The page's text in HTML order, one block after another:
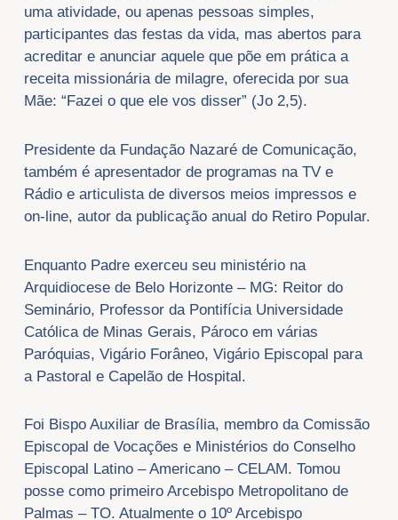
uma atividade, ou apenas pessoas simples,
participantes das festas da vida, mas abertos para
acreditar e anunciar aquele que põe em prática a
receita missionária de milagre, oferecida por sua
Mãe: “Fazei o que ele vos disser” (Jo 2,5).
Presidente da Fundação Nazaré de Comunicação,
também é apresentador de programas na TV e
Rádio e articulista de diversos meios impressos e
on-line, autor da publicação anual do Retiro Popular.
Enquanto Padre exerceu seu ministério na
Arquidiocese de Belo Horizonte – MG: Reitor do
Seminário, Professor da Pontifícia Universidade
Católica de Minas Gerais, Pároco em várias
Paróquias, Vigário Forâneo, Vigário Episcopal para
a Pastoral e Capelão de Hospital.
Foi Bispo Auxiliar de Brasília, membro da Comissão
Episcopal de Vocações e Ministérios do Conselho
Episcopal Latino – Americano – CELAM. Tomou
posse como primeiro Arcebispo Metropolitano de
Palmas – TO. Atualmente o 10º Arcebispo